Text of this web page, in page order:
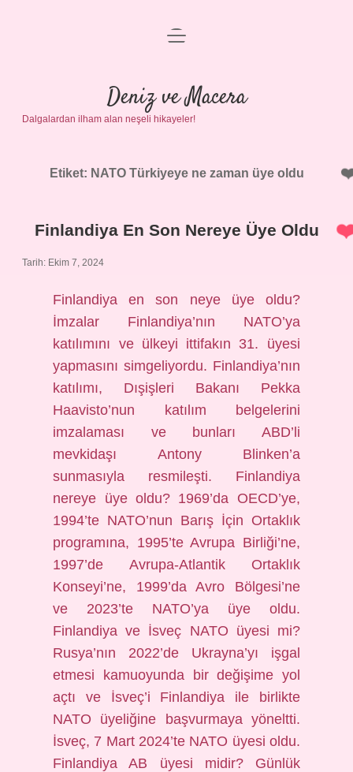
Anasayfa
Gizlilik Politikası
Yasal Uyarı
menüyü
Deniz ve Macera
Dalgalardan ilham alan neşeli hikayeler!
Etiket: NATO Türkiyeye ne zaman üye oldu
Finlandiya En Son Nereye Üye Oldu
Tarih: Ekim 7, 2024
Finlandiya en son neye üye oldu?
İmzalar Finlandiya’nın NATO’ya
katılımını ve ülkeyi ittifakın 31. üyesi
yapmasını simgeliyordu. Finlandiya’nın
katılımı, Dışişleri Bakanı Pekka
Haavisto’nun katılım belgelerini
imzalaması ve bunları ABD’li
mevkidaşı Antony Blinken’a
sunmasıyla resmileşti. Finlandiya
nereye üye oldu? 1969’da OECD’ye,
1994’te NATO’nun Barış İçin Ortaklık
programına, 1995’te Avrupa Birliği’ne,
1997’de Avrupa-Atlantik Ortaklık
Konseyi’ne, 1999’da Avro Bölgesi’ne
ve 2023’te NATO’ya üye oldu.
Finlandiya ve İsveç NATO üyesi mi?
Rusya’nın 2022’de Ukrayna’yı işgal
etmesi kamuoyunda bir değişime yol
açtı ve İsveç’i Finlandiya ile birlikte
NATO üyeliğine başvurmaya yöneltti.
İsveç, 7 Mart 2024’te NATO üyesi oldu.
Finlandiya AB üyesi midir? Günlük